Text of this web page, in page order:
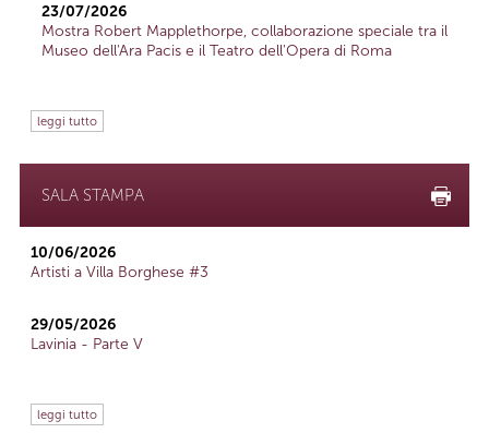
23/07/2026
Mostra Robert Mapplethorpe, collaborazione speciale tra il
Museo dell'Ara Pacis e il Teatro dell'Opera di Roma
leggi tutto
SALA STAMPA
10/06/2026
Artisti a Villa Borghese #3
29/05/2026
Lavinia - Parte V
leggi tutto